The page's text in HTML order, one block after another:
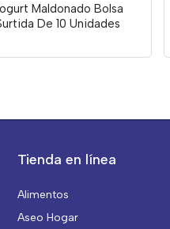
Maldonado Bolsa
De 10 Unidades
Tienda en línea
Alimentos
Aseo Hogar